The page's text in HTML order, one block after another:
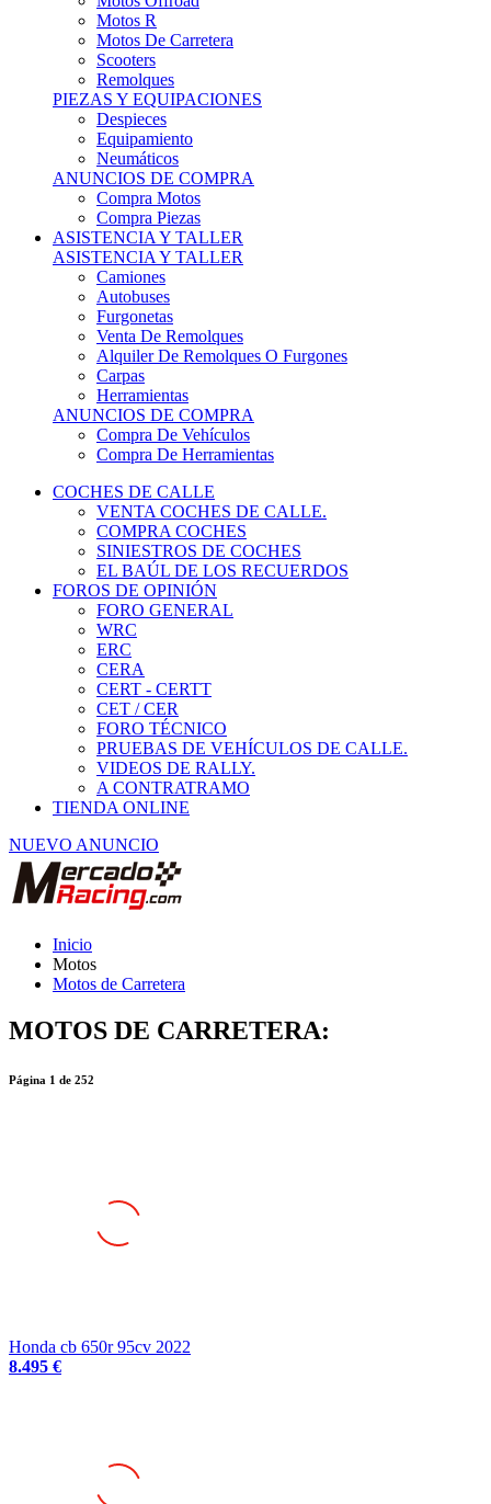
Motos R
Motos De Carretera
Scooters
Remolques
PIEZAS Y EQUIPACIONES
Despieces
Equipamiento
Neumáticos
ANUNCIOS DE COMPRA
Compra Motos
Compra Piezas
ASISTENCIA Y TALLER
ASISTENCIA Y TALLER
Camiones
Autobuses
Furgonetas
Venta De Remolques
Alquiler De Remolques O Furgones
Carpas
Herramientas
ANUNCIOS DE COMPRA
Compra De Vehículos
Compra De Herramientas
COCHES DE CALLE
VENTA COCHES DE CALLE.
COMPRA COCHES
SINIESTROS DE COCHES
EL BAÚL DE LOS RECUERDOS
FOROS DE OPINIÓN
FORO GENERAL
WRC
ERC
CERA
CERT - CERTT
CET / CER
FORO TÉCNICO
PRUEBAS DE VEHÍCULOS DE CALLE.
VIDEOS DE RALLY.
A CONTRATRAMO
TIENDA ONLINE
NUEVO ANUNCIO
Inicio
Motos
Motos de Carretera
MOTOS DE CARRETERA:
Página 1 de 252
Honda cb 650r 95cv 2022
8.495 €